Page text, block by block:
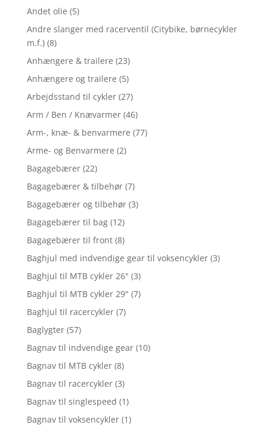
Andet olie (5)
Andre slanger med racerventil (Citybike, børnecykler
m.f.) (8)
Anhængere & trailere (23)
Anhængere og trailere (5)
Arbejdsstand til cykler (27)
Arm / Ben / Knævarmer (46)
Arm-, knæ- & benvarmere (77)
Arme- og Benvarmere (2)
Bagagebærer (22)
Bagagebærer & tilbehør (7)
Bagagebærer og tilbehør (3)
Bagagebærer til bag (12)
Bagagebærer til front (8)
Baghjul med indvendige gear til voksencykler (3)
Baghjul til MTB cykler 26" (3)
Baghjul til MTB cykler 29" (7)
Baghjul til racercykler (7)
Baglygter (57)
Bagnav til indvendige gear (10)
Bagnav til MTB cykler (8)
Bagnav til racercykler (3)
Bagnav til singlespeed (1)
Bagnav til voksencykler (1)